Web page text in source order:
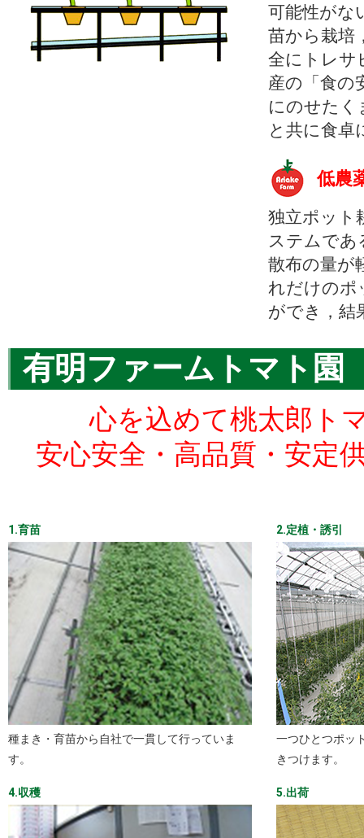
可能性がな
苗から栽培
全にトレサ
産の「食の
にのせたく
と共に食卓
低農
独立ポット
ステムであ
散布の量が
れだけのポ
ができ，結
有明ファームトマト
心を込めて桃太郎ト
安心安全・高品質・安定
1.育苗
種まき・育苗から自社で一貫して行っていま
す。
2.定植・誘引
一つひとつポッ
きつけます。
4.収穫 5.出荷